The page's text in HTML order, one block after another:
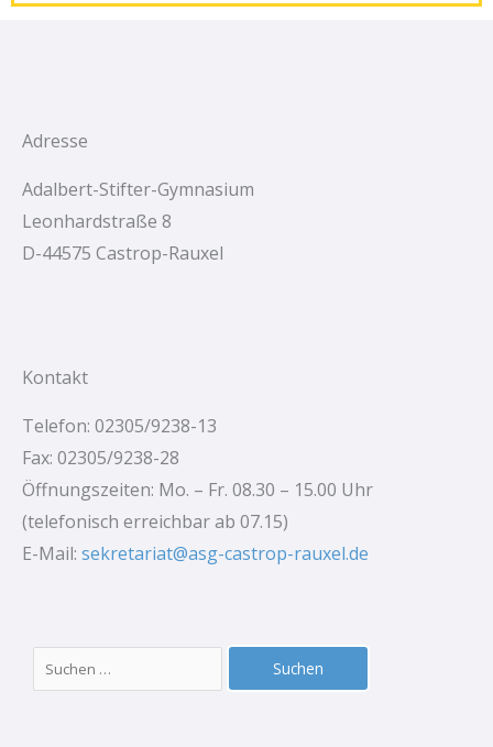
Adresse
Adalbert-Stifter-Gymnasium
Leonhardstraße 8
D-44575 Castrop-Rauxel
Kontakt
Telefon: 02305/9238-13
Fax: 02305/9238-28
Öffnungszeiten: Mo. – Fr. 08.30 – 15.00 Uhr
(telefonisch erreichbar ab 07.15)
E-Mail: sekretariat@asg-castrop-rauxel.de
Suchen
nach: